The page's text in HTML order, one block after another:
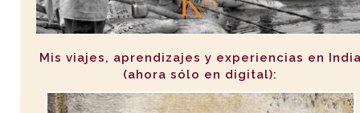
Mis viajes, aprendizajes y experiencias en
(ahora sólo en digital):